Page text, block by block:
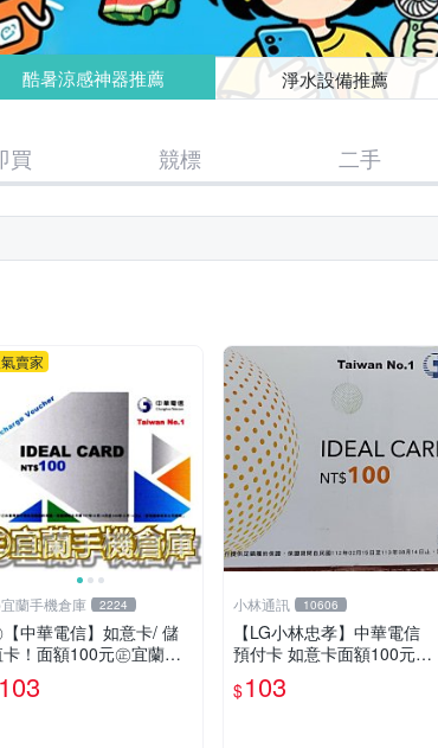
酷暑涼感神器推薦 淨水設備推薦
買 競標 二手
氣賣家
蘭手機倉庫 2224
中華電信】如意卡/ 儲
！面額100元㊣宜蘭手
機倉庫
103
小林通訊 10606
【LG小林忠孝】中華電信
預付卡 如意卡面額100元
(儲值卡/補充卡)
$103